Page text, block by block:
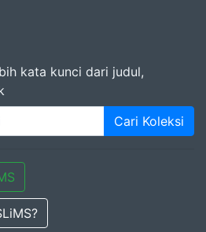
kata kunci dari judul,
Cari Koleksi